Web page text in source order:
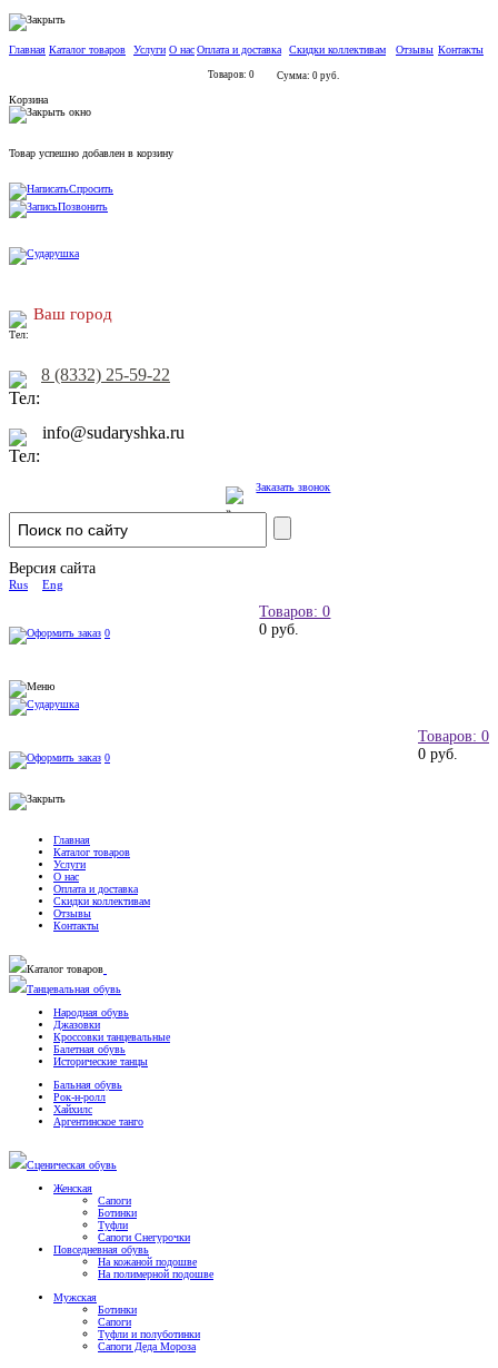
Главная Каталог товаров Услуги О насОплата и доставка Скидки коллективам Отзывы Контакты
Товаров: 0 Сумма: 0 руб.
Корзина
Товар успешно добавлен в корзину
Спросить
Позвонить
Ваш город
8 (8332) 25-59-22
info@sudaryshka.ru
Заказать звонок
Версия сайта
Rus Eng
Товаров: 0
0 руб.
0
Товаров: 0
0 руб.
0
Главная
Каталог товаров
Услуги
О нас
Оплата и доставка
Скидки коллективам
Отзывы
Контакты
Каталог товаров
Танцевальная обувь
Народная обувь
Джазовки
Кроссовки танцевальные
Балетная обувь
Исторические танцы
Бальная обувь
Рок-н-ролл
Хайхилс
Аргентинское танго
Сценическая обувь
Женская
Сапоги
Ботинки
Туфли
Сапоги Снегурочки
Повседневная обувь
На кожаной подошве
На полимерной подошве
Мужская
Ботинки
Сапоги
Туфли и полуботинки
Сапоги Деда Мороза